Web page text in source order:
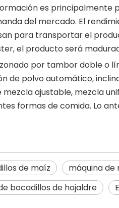
es
del mercado. El
para transportar el
el producto será
por tambor doble o
de polvo automático,
mezcla ajustable, mezcla
formas de comida. Lo
de maíz
máquina de
bocadillos de hojaldre